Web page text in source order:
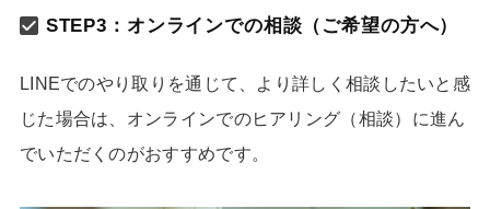
STEP3：オンラインでの相談（ご希望の方へ）
LINEでのやり取りを通じて、より詳しく相談したいと感
じた場合は、オンラインでのヒアリング（相談）に進ん
でいただくのがおすすめです。